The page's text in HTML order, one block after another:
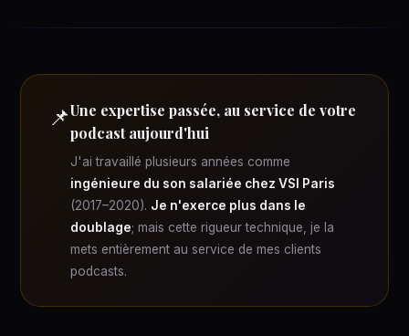
📌Une expertise passée, au service de votre
podcast aujourd'hui
J'ai travaillé plusieurs années comme
ingénieure du son salariée chez VSI Paris
(2017–2020). Je n'exerce plus dans le
doublage; mais cette rigueur technique, je la
mets entièrement au service de mes clients
podcasts.